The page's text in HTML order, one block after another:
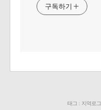
구독하기
태그 : 지역로그